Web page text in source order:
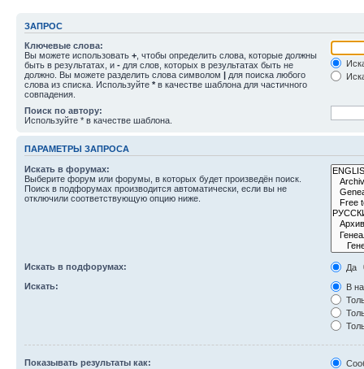
ЗАПРОС
Ключевые слова:
Вы можете использовать + , чтобы определить слова, которые должны
быть в результатах, и - для слов, которых в результатах быть не
должно. Вы можете разделить слова символом | для поиска любого
слова из списка. Используйте * в качестве шаблона для частичного
совпадения.
Поиск по автору:
Используйте * в качестве шаблона.
ПАРАМЕТРЫ ЗАПРОСА
Искать в форумах:
Выберите форум или форумы, в которых будет произведён поиск.
Поиск в подфорумах производится автоматически, если вы не
отключили соответствующую опцию ниже.
Искать в подфорумах:
Да
Искать:
В
Показывать результаты как: